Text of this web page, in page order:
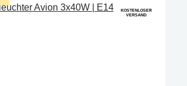
KOSTENLOSER
VERSAND